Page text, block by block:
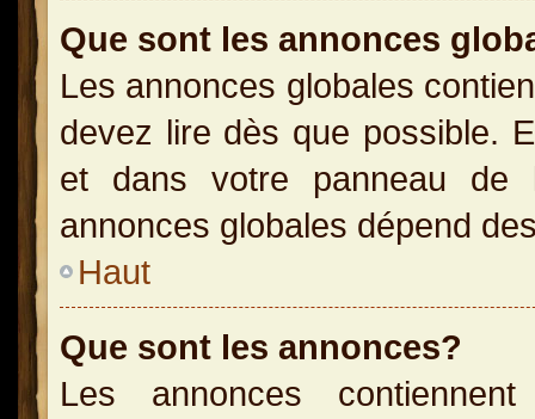
Que sont les annonces
Les annonces globales
devez lire dès que possible.
et dans votre panneau de
annonces globales dépend
Haut
Que sont les annonces?
Les annonces